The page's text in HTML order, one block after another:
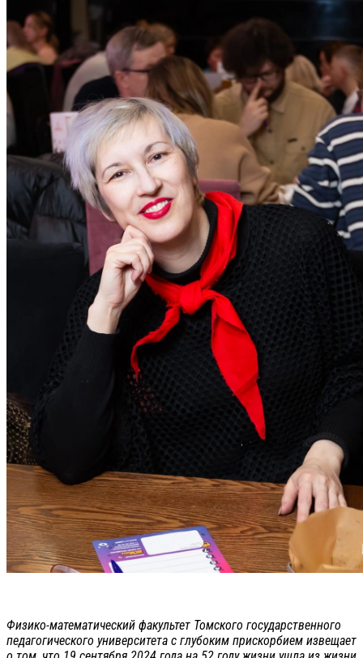
Физико-математический факультет Томского государственного
педагогического университета с глубоким прискорбием извещает